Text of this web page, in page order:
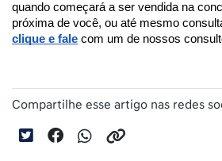
quando começará a ser vendida na
clique e fale com um de nossos
Compartilhe esse artigo nas redes